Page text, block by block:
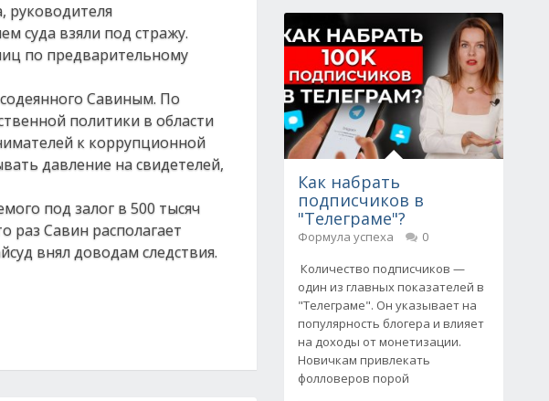
руководителя
суда взяли под стражу.
по предварительному
Савиным. По
политики в области
к коррупционной
давление на свидетелей,
под залог в 500 тысяч
раз Савин располагает
внял доводам следствия.
Как набрать
подписчиков в
"Телеграме"?
Формула успеха
0
Количество подписчиков —
один из главных показателей в
"Телеграме". Он указывает на
популярность блогера и влияет
на доходы от монетизации.
Новичкам привлекать
фолловеров порой